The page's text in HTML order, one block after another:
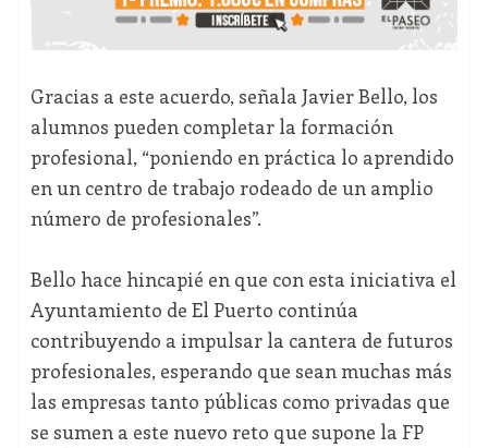
Gracias a este acuerdo, señala Javier Bello, los
alumnos pueden completar la formación
profesional, “poniendo en práctica lo aprendido
en un centro de trabajo rodeado de un amplio
número de profesionales”.
Bello hace hincapié en que con esta iniciativa el
Ayuntamiento de El Puerto continúa
contribuyendo a impulsar la cantera de futuros
profesionales, esperando que sean muchas más
las empresas tanto públicas como privadas que
se sumen a este nuevo reto que supone la FP